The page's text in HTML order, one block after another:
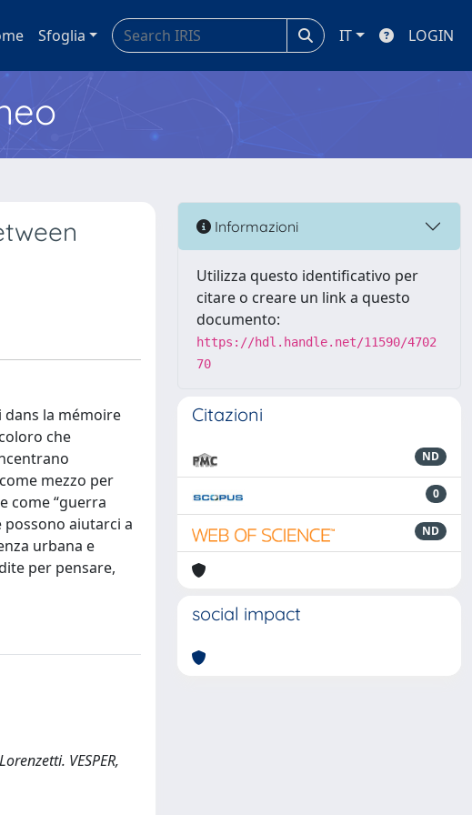
Sfoglia IT LOGIN
dans la mémoire
che
mezzo per
come “guerra
possono aiutarci a
urbana e
per pensare,
VESPER,
Informazioni
Utilizza questo identificativo per
citare o creare un link a questo
documento:
https://hdl.handle.net/11590/4702
70
Citazioni
ND
0
ND
social impact